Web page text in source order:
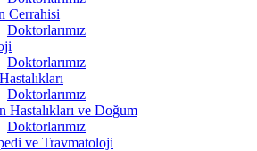
Cerrahisi
Doktorlarımız
Doktorlarımız
Doktorlarımız
Hastalıkları ve Doğum
Doktorlarımız
ve Travmatoloji